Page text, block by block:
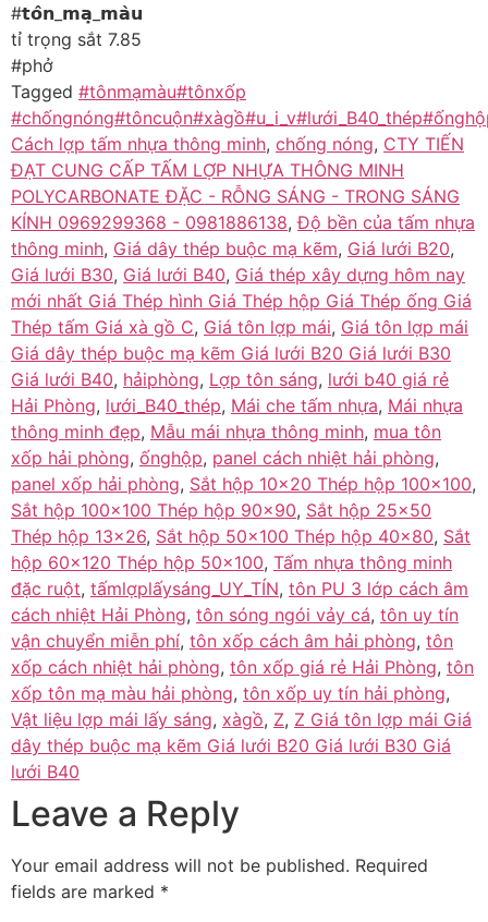
#𝘁𝗼̂𝗻_𝗺𝗮̣_𝗺𝗮̀𝘂
tỉ trọng sắt 7.85
#phở
Tagged #tônmạmàu#tônxốp
Cách lợp tấm nhựa thông minh, chống nóng, CTY TIẾN
ĐẠT CUNG CẤP TẤM LỢP NHỰA THÔNG MINH
POLYCARBONATE ĐẶC - RỖNG SÁNG - TRONG SÁNG
KÍNH 0969299368 - 0981886138,Độ bền của tấm nhựa
thông minh, Giá dây thép buộc mạ kẽm, Giá lưới B20,
Giá lưới B30, Giá lưới B40, Giá thép xây dựng hôm nay
mới nhất Giá Thép hình Giá Thép hộp Giá Thép ống Giá
Thép tấm Giá xà gồ C, Giá tôn lợp mái, Giá tôn lợp mái
Giá dây thép buộc mạ kẽm Giá lưới B20 Giá lưới B30
Giá lưới B40, hảiphòng, Lợp tôn sáng, lưới b40 giá rẻ
Hải Phòng, lưới_B40_thép, Mái che tấm nhựa, Mái nhựa
thông minh đẹp, Mẫu mái nhựa thông minh, mua tôn
xốp hải phòng, ốnghộp, panel cách nhiệt hải phòng,
panel xốp hải phòng, Sắt hộp 10×20 Thép hộp 100×100,
Sắt hộp 100×100 Thép hộp 90×90, Sắt hộp 25×50
Thép hộp 13×26, Sắt hộp 50×100 Thép hộp 40×80, Sắt
hộp 60×120 Thép hộp 50×100, Tấm nhựa thông minh
đặc ruột, tấmlợplấysáng_UY_TÍN, tôn PU 3 lớp cách âm
cách nhiệt Hải Phòng, tôn sóng ngói vảy cá, tôn uy tín
vận chuyển miễn phí, tôn xốp cách âm hải phòng, tôn
xốp cách nhiệt hải phòng, tôn xốp giá rẻ Hải Phòng, tôn
xốp tôn mạ màu hải phòng, tôn xốp uy tín hải phòng,
Vật liệu lợp mái lấy sáng, xàgồ, Z, Z Giá tôn lợp mái Giá
dây thép buộc mạ kẽm Giá lưới B20 Giá lưới B30 Giá
lưới B40
Leave a Reply
Your email address will not be published. Required
fields are marked *